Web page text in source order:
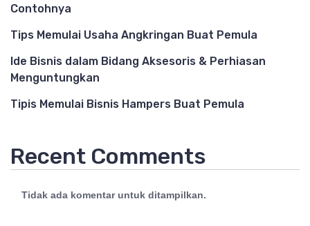
Contohnya
Tips Memulai Usaha Angkringan Buat Pemula
Ide Bisnis dalam Bidang Aksesoris & Perhiasan
Menguntungkan
Tipis Memulai Bisnis Hampers Buat Pemula
Recent Comments
Tidak ada komentar untuk ditampilkan.